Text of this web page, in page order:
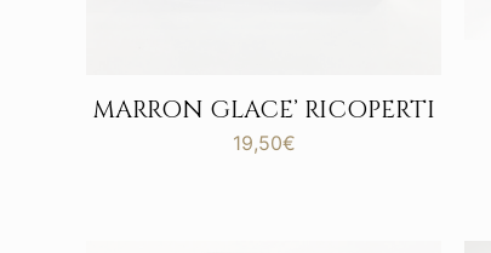
MARRON GLACE’ RICOPERTI
19,50€